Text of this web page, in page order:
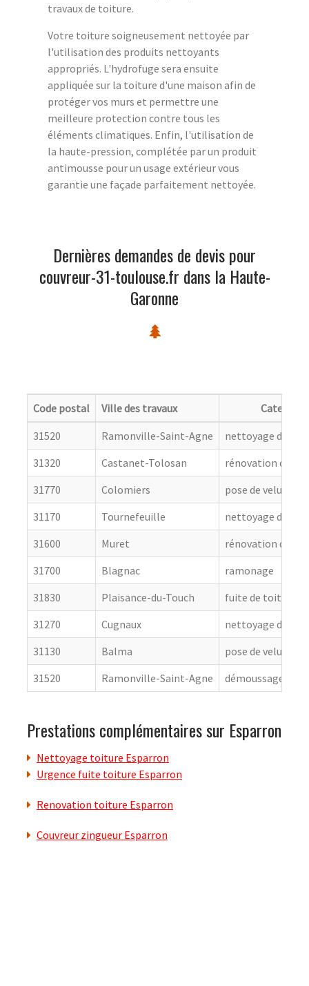
travaux de toiture.
Votre toiture soigneusement nettoyée par
l'utilisation des produits nettoyants
appropriés. L'hydrofuge sera ensuite
appliquée sur la toiture d'une maison afin de
protéger vos murs et permettre une
meilleure protection contre tous les
éléments climatiques. Enfin, l'utilisation de
la haute-pression, complétée par un produit
antimousse pour un usage extérieur vous
garantie une façade parfaitement nettoyée.
Dernières demandes de devis pour
couvreur-31-toulouse.fr dans la Haute-
Garonne
Code postal Ville des travaux
Categorie
31520
Ramonville-Saint-Agne
nettoyage de
31320
Castanet-Tolosan
rénovation de
31770
Colomiers
pose de velux
31170
Tournefeuille
nettoyage de
31600
Muret
rénovation de
31700
Blagnac
ramonage
31830
Plaisance-du-Touch
fuite de toiture
31270
Cugnaux
nettoyage de
31130
Balma
pose de velux
31520
Ramonville-Saint-Agne démoussage de
Prestations complémentaires sur Esparron
Nettoyage toiture Esparron
Urgence fuite toiture Esparron
Renovation toiture Esparron
Couvreur zingueur Esparron